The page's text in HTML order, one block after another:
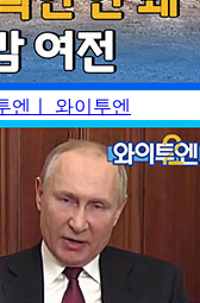
엔ㅣ 와이투엔